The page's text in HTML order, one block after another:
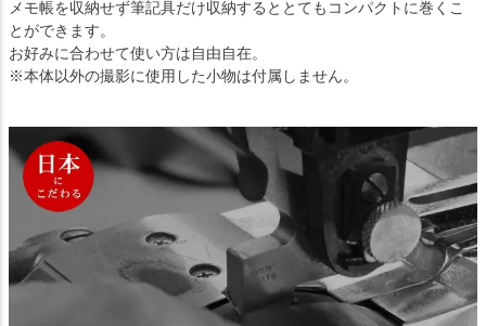
メモ帳を収納せず筆記具だけ収納するととてもコンパクトに巻くこ
とができます。
お好みに合わせて使い方は自由自在。
※本体以外の撮影に使用した小物は付属しません。